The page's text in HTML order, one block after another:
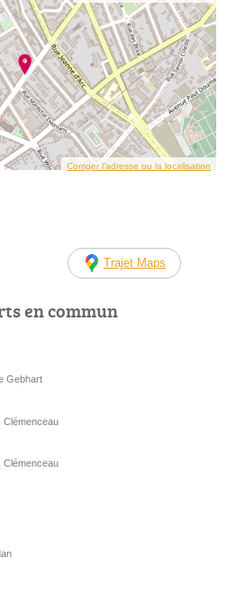
Corriger l’adresse ou la localisation
Trajet Maps
en commun
Gebhart
Clémenceau
Clémenceau